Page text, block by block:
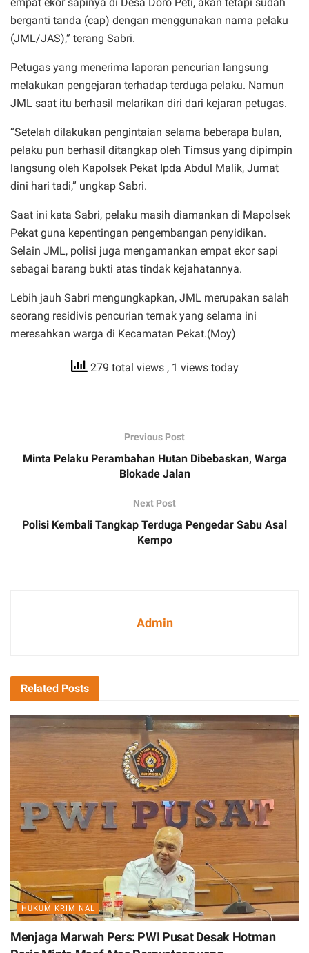
berganti tanda (cap) dengan menggunakan nama pelaku
(JML/JAS),” terang Sabri.
Petugas yang menerima laporan pencurian langsung
melakukan pengejaran terhadap terduga pelaku. Namun
JML saat itu berhasil melarikan diri dari kejaran petugas.
“Setelah dilakukan pengintaian selama beberapa bulan,
pelaku pun berhasil ditangkap oleh Timsus yang dipimpin
langsung oleh Kapolsek Pekat Ipda Abdul Malik, Jumat
dini hari tadi,” ungkap Sabri.
Saat ini kata Sabri, pelaku masih diamankan di Mapolsek
Pekat guna kepentingan pengembangan penyidikan.
Selain JML, polisi juga mengamankan empat ekor sapi
sebagai barang bukti atas tindak kejahatannya.
Lebih jauh Sabri mengungkapkan, JML merupakan salah
seorang residivis pencurian ternak yang selama ini
meresahkan warga di Kecamatan Pekat.(Moy)
279 total views , 1 views today
Previous Post
Minta Pelaku Perambahan Hutan Dibebaskan, Warga
Blokade Jalan
Next Post
Polisi Kembali Tangkap Terduga Pengedar Sabu Asal
Kempo
Admin
Related Posts
HUKUM KRIMINAL
Menjaga Marwah Pers: PWI Pusat Desak Hotman